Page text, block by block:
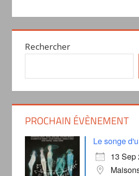
Rechercher
PROCHAIN ÉVÈNEMENT
Le songe
13 Sep